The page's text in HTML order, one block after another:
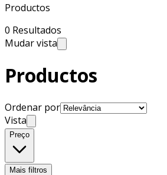
Productos
0 Resultados
Mudar vista
Productos
Ordenar por
Vista
Preço
Mais filtros